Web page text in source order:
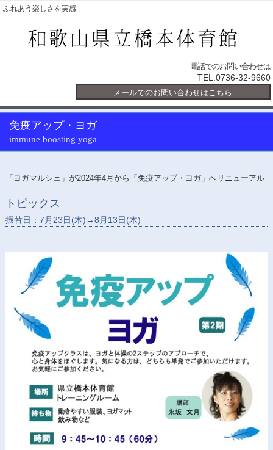
ふれあう楽しさを実感
電話でのお問い合わせは
TEL.0736-32-9660
メールでのお問い合わせはこちら
免疫アップ・ヨガ
immune boosting yoga
「ヨガマルシェ」が2024年4月から「免疫アップ・ヨガ」へリニューアル
トピックス
振替日：7月23日(木)→8月13日(木)